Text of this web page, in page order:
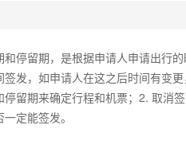
和停留期，是根据申请人申请出行
发，如申请人在这之后时间有变
停留期来确定行程和机票；2. 取消
定能签发。